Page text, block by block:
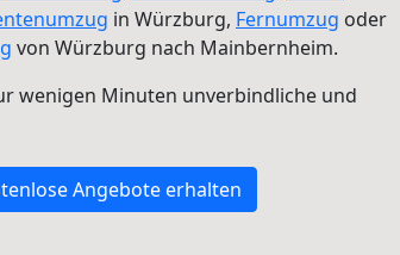
in Würzburg, Fernumzug oder
von Würzburg nach Mainbernheim.
wenigen Minuten unverbindliche und
Angebote erhalten